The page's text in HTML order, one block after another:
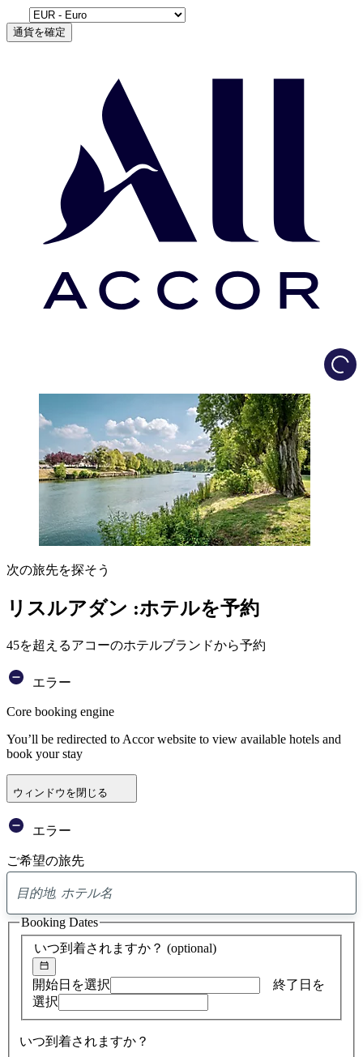
通貨を確定
次の旅先を探そう
リスルアダン :ホテルを予約
45を超えるアコーのホテルブランドから予約
エラー
Core booking engine
You’ll be redirected to Accor website to view available hotels and
book your stay
ウィンドウを閉じる
エラー
ご希望の旅先
ア
ド
バ
イ
検
索
いつ到着されますか？ (optional)
開始日を選択
終了日を
選択
いつ到着されますか？
Booking Dates